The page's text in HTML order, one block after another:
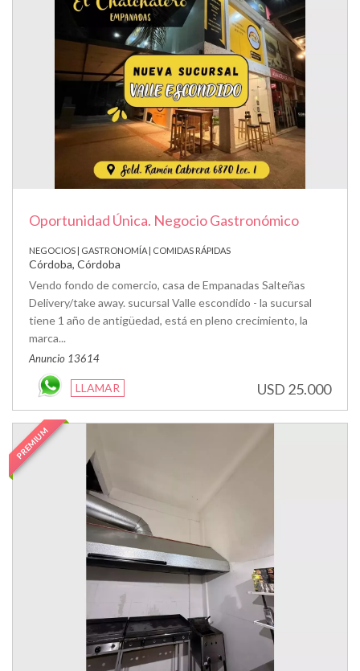
Oportunidad Única. Negocio Gastronómico
NEGOCIOS | GASTRONOMÍA | COMIDAS RÁPIDAS
Córdoba, Córdoba
Vendo fondo de comercio, casa de Empanadas Salteñas
Delivery/take away. sucursal Valle escondido - la sucursal
tiene 1 año de antigüedad, está en pleno crecimiento, la
marca...
Anuncio 13614
LLAMAR USD 25.000
PREMIUM